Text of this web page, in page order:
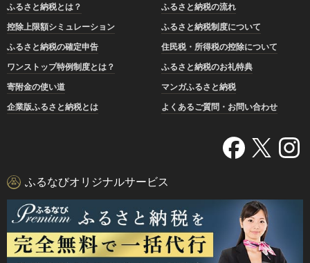
ふるさと納税とは？
ふるさと納税の流れ
控除上限額シミュレーション
ふるさと納税制度について
ふるさと納税の確定申告
住民税・所得税の控除について
ワンストップ特例制度とは？
ふるさと納税のお礼特典
寄附金の使い道
マンガふるさと納税
企業版ふるさと納税とは
よくあるご質問・お問い合わせ
ふるなびオリジナルサービス